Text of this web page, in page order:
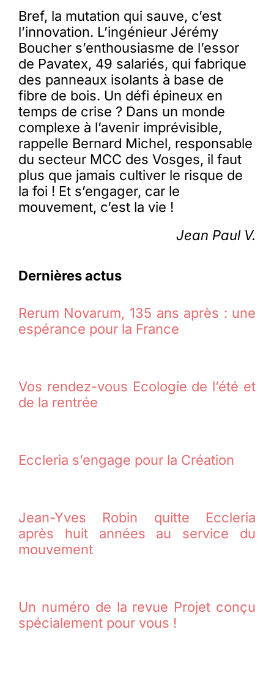
Bref, la mutation qui sauve, c’est
l’innovation. L’ingénieur Jérémy
Boucher s’enthousiasme de l’essor
de Pavatex, 49 salariés, qui fabrique
des panneaux isolants à base de
fibre de bois. Un défi épineux en
temps de crise ? Dans un monde
complexe à l’avenir imprévisible,
rappelle Bernard Michel, responsable
du secteur MCC des Vosges, il faut
plus que jamais cultiver le risque de
la foi ! Et s’engager, car le
mouvement, c’est la vie !
Jean Paul V.
Dernières actus
Rerum Novarum, 135 ans après : une
espérance pour la France
Vos rendez-vous Ecologie de l’été et
de la rentrée
Eccleria s’engage pour la Création
Jean-Yves Robin quitte Eccleria
après huit années au service du
mouvement
Un numéro de la revue Projet conçu
spécialement pour vous !